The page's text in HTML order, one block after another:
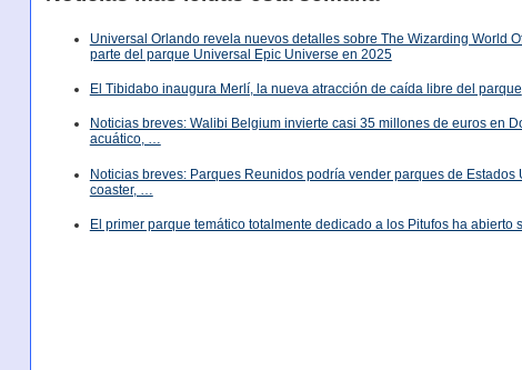
Universal Orlando revela nuevos detalles sobre The Wizarding World
parte del parque Universal Epic Universe en 2025
El Tibidabo inaugura Merlí, la nueva atracción de caída libre del parque
Noticias breves: Walibi Belgium invierte casi 35 millones de euros en
acuático, …
Noticias breves: Parques Reunidos podría vender parques de
coaster, …
El primer parque temático totalmente dedicado a los Pitufos ha abierto